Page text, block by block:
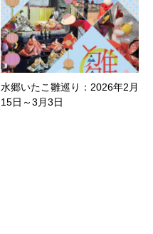
水郷いたこ雛巡り：2026年2月
15日～3月3日